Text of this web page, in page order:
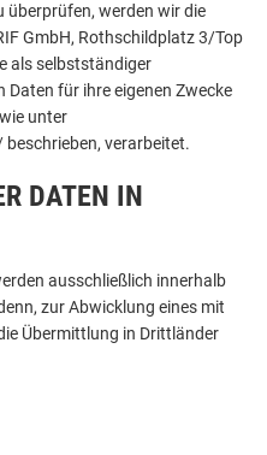
überprüfen, werden wir die
GmbH, Rothschildplatz 3/Top
als selbstständiger
für ihre eigenen Zwecke
unter
verarbeitet.
DATEN IN
ausschließlich innerhalb
zur Abwicklung eines mit
Übermittlung in Drittländer